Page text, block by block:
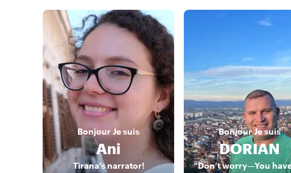
BonjourJe suis
Ani
Tirana's narrator!
BonjourJe suis
DORIAN